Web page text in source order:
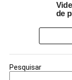
de
Pesquisar